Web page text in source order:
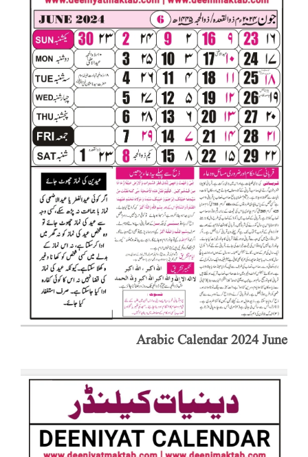
Arabic Calendar 2024 June